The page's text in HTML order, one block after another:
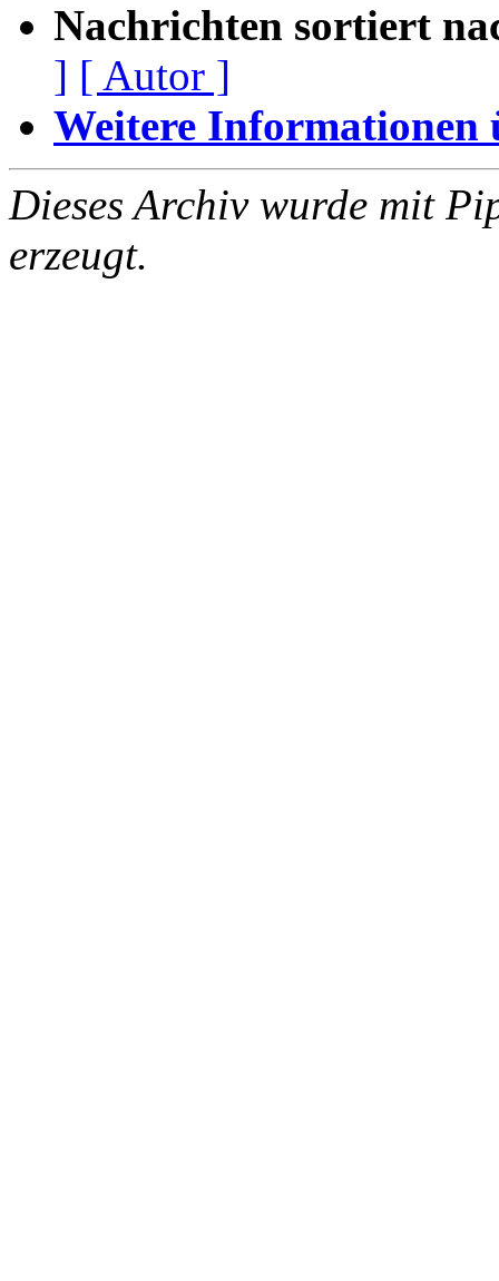
Nachrichten sortiert
] [ Autor ]
Weitere Informationen
Dieses Archiv wurde mit
erzeugt.